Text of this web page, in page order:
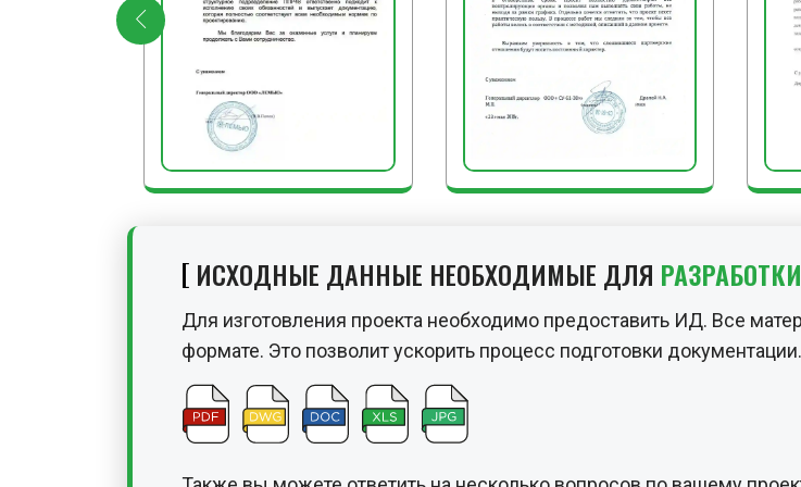
ИСХОДНЫЕ ДАННЫЕ НЕОБХОДИМЫЕ ДЛЯ
Для изготовления проекта необходимо предоставить ИД. Все
формате. Это позволит ускорить процесс подготовки документации.